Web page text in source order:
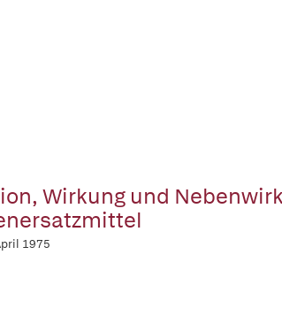
Wirkung und
1975